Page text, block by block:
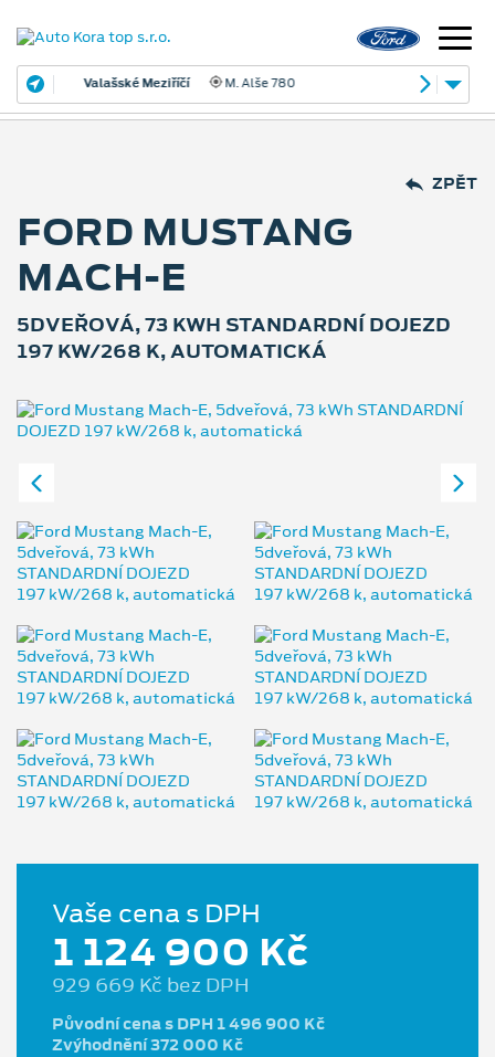
Valašské Meziříčí M. Alše 780
ZPĚT
FORD MUSTANG
MACH-E
5DVEŘOVÁ, 73 KWH STANDARDNÍ DOJEZD
197 KW/268 K, AUTOMATICKÁ
Vaše cena s DPH
1 124 900 Kč
929 669 Kč bez DPH
Původní cena s DPH 1 496 900 Kč
Zvýhodnění 372 000 Kč